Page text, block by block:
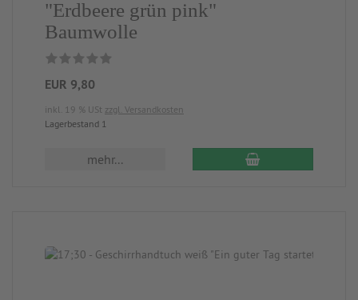
"Erdbeere grün pink"
Baumwolle
EUR 9,80
inkl. 19 % USt zzgl. Versandkosten
Lagerbestand 1
mehr...